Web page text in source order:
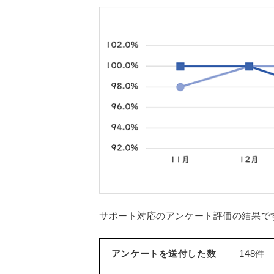
サポート対応のアンケート評価の結果で
アンケートを送付した数 148件